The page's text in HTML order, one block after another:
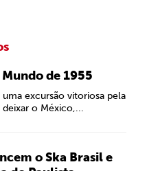
de 1955
excursão vitoriosa pela
o México,...
o Ska Brasil e